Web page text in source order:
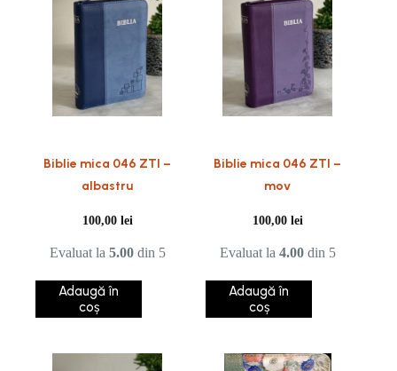
Biblie mica 046 ZTI –
albastru
100,00 lei
Evaluat la 5.00din 5
Adaugă în
coș
Biblie mica 046 ZTI –
mov
100,00 lei
Evaluat la 4.00din 5
Adaugă în
coș